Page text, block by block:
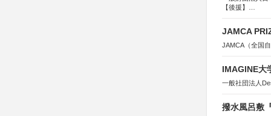
【後援】
JAMCA
JAMCA（全国
IMAGINE大
一般社団法人
撥水風呂敷